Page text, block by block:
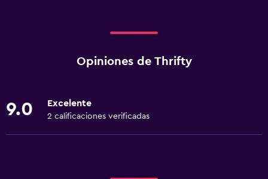
Opiniones de Thrifty
9.0 Excelente
2 calificaciones verificadas